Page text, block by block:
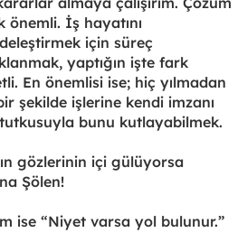
önemli. İş hayatını
için süreç
yaptığın işte fark
En önemlisi ise; hiç yılmadan
şekilde işlerine kendi imzanı
bunu kutlayabilmek.
gözlerinin içi gülüyorsa
Şölen!
ise “Niyet varsa yol bulunur.”